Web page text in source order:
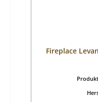
Fireplace